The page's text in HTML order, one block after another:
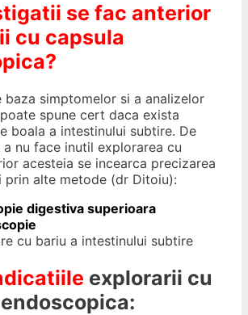
se fac anterior
cu capsula
baza simptomelor si a analizelor
spune cert daca exista
boala a intestinului subtire. De
a nu face inutil explorarea cu
acesteia se incearca precizarea
prin alte metode (dr Ditoiu):
digestiva superioara
cu bariu a intestinului subtire
explorarii cu